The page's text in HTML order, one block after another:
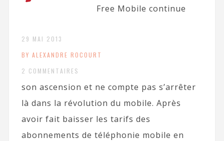
29 MAI 2013
BY ALEXANDRE ROCOURT
2 COMMENTAIRES
Free Mobile continue
son ascension et ne compte pas s’arrêter
là dans la révolution du mobile. Après
avoir fait baisser les tarifs des
abonnements de téléphonie mobile en